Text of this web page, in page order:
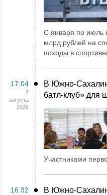
С января по июль
млрд рублей на
походы в
17:04
7
августа
2026
В Южно-
батл-клуб» для
Участниками
16:32
В Южно-